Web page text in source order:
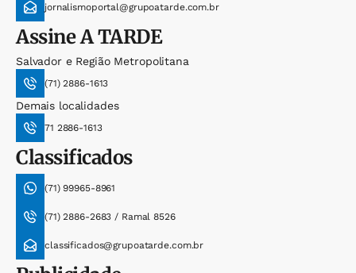
jornalismoportal@grupoatarde.com.br
AssineA TARDE
Salvador e Região Metropolitana
(71) 2886-1613
Demais localidades
71 2886-1613
Classificados
(71) 99965-8961
(71) 2886-2683 / Ramal 8526
classificados@grupoatarde.com.br